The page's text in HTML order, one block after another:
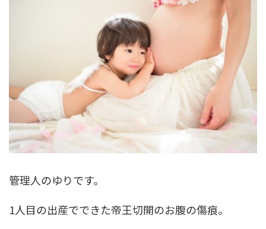
管理人のゆりです。
1人目の出産でできた帝王切開のお腹の傷痕。